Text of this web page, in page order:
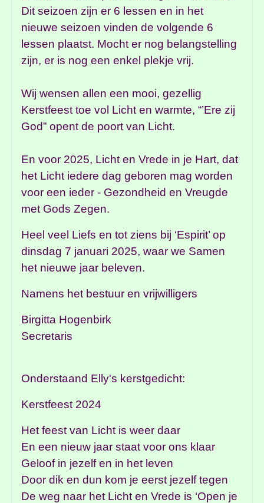
Dit seizoen zijn er 6 lessen en in het
nieuwe seizoen vinden de volgende 6
lessen plaatst. Mocht er nog belangstelling
zijn, er is nog een enkel plekje vrij.
Wij wensen allen een mooi, gezellig
Kerstfeest toe vol Licht en warmte, “’Ere zij
God” opent de poort van Licht.
En voor 2025, Licht en Vrede in je Hart, dat
het Licht iedere dag geboren mag worden
voor een ieder - Gezondheid en Vreugde
met Gods Zegen.
Heel veel Liefs en tot ziens bij ‘Espirit’ op
dinsdag 7 januari 2025, waar we Samen
het nieuwe jaar beleven.
Namens het bestuur en vrijwilligers
Birgitta Hogenbirk
Secretaris
Onderstaand Elly's kerstgedicht:
Kerstfeest 2024
Het feest van Licht is weer daar
En een nieuw jaar staat voor ons klaar
Geloof in jezelf en in het leven
Door dik en dun kom je eerst jezelf tegen
De weg naar het Licht en Vrede is ‘Open je